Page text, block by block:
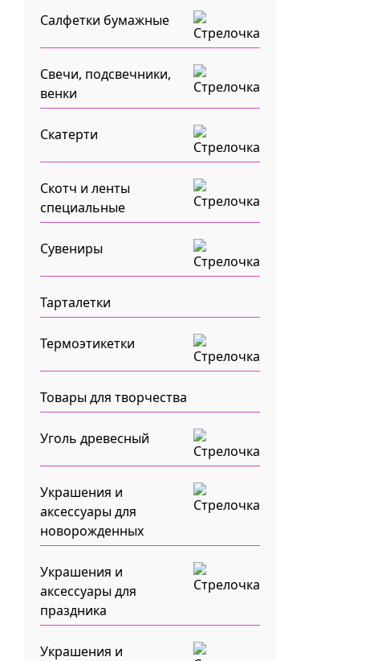
Салфетки бумажные
Свечи, подсвечники,
венки
Скатерти
Скотч и ленты
специальные
Сувениры
Тарталетки
Термоэтикетки
Товары для творчества
Уголь древесный
Украшения и
аксессуары для
новорожденных
Украшения и
аксессуары для
праздника
Украшения и